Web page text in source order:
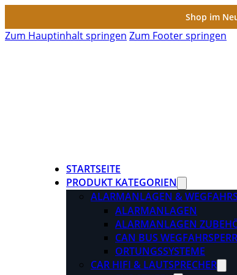
Shop im
Zum Hauptinhalt springen Zum Footer springen
STARTSEITE
PRODUKT KATEGORIEN
ALARMANLAGEN &
ALARMANLAGEN
ALARMANLAGEN
CAN BUS
ORTUNGSSYSTEME
CAR HIFI & LAUTSPRECHER